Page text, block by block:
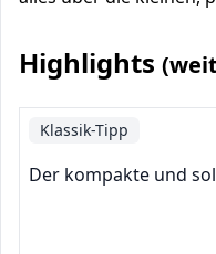
Highlights
Klassik-Tipp
Der kompakte und